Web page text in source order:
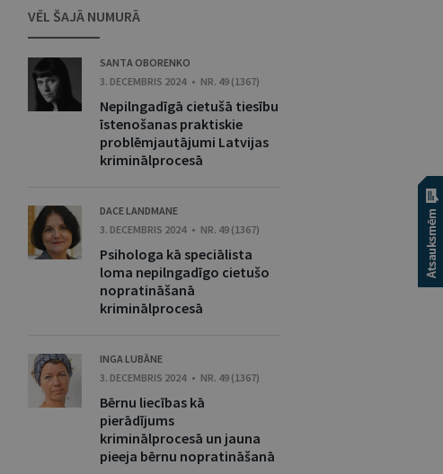
VĒL ŠAJĀ NUMURĀ
SANTA OBORENKO
3. DECEMBRIS 2024 • NR. 49 (1367)
Nepilngadīgā cietušā tiesību
īstenošanas praktiskie
problēmjautājumi Latvijas
kriminālprocesā
DACE LANDMANE
3. DECEMBRIS 2024 • NR. 49 (1367)
Psihologa kā speciālista
loma nepilngadīgo cietušo
nopratināšanā
kriminālprocesā
INGA LUBĀNE
3. DECEMBRIS 2024 • NR. 49 (1367)
Bērnu liecības kā
pierādījums
kriminālprocesā un jauna
pieeja bērnu nopratināšanā